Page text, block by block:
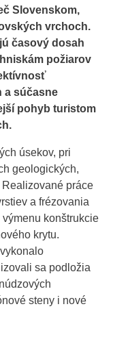
Slovenskom,
vrchoch.
časový dosah
požiarov
a súčasne
pohyb turistom
úsekov, pri
geologických,
práce
a frézovania
konštrukcie
krytu.
sa podložia
steny i nové